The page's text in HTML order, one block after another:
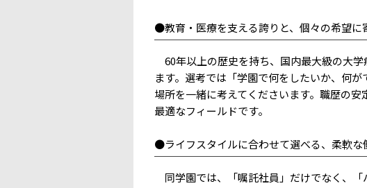
●教育・医療を支える誇りと、個々の希望に
￣￣￣￣￣￣￣￣￣￣￣￣￣￣￣￣￣￣￣
60年以上の歴史を持ち、国内最大級の大
ます。選考では「学園で何をしたいか、何
場所を一緒に考えてくださいます。職歴の
最適なフィールドです。
●ライフスタイルに合わせて選べる、柔軟な
￣￣￣￣￣￣￣￣￣￣￣￣￣￣￣￣￣￣￣
同学園では、「嘱託社員」だけでなく、